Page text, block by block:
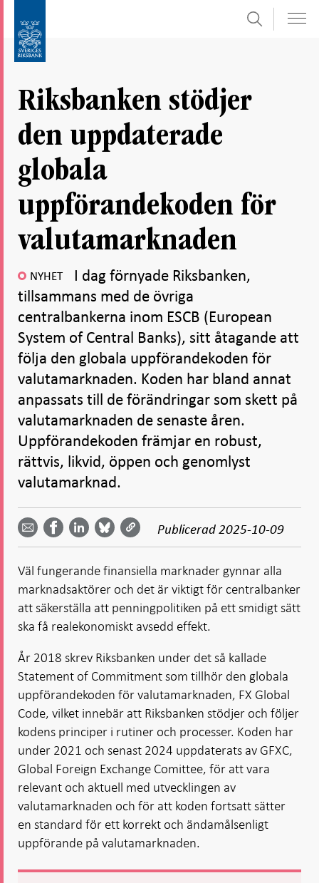
direkt
undersidor
Sök
Riksbanken stödjer
den uppdaterade
globala
uppförandekoden för
valutamarknaden
NYHET
I dag förnyade Riksbanken,
tillsammans med de övriga
centralbankerna inom ESCB (European
System of Central Banks), sitt åtagande att
följa den globala uppförandekoden för
valutamarknaden. Koden har bland annat
anpassats till de förändringar som skett på
valutamarknaden de senaste åren.
Uppförandekoden främjar en robust,
rättvis, likvid, öppen och genomlyst
valutamarknad.
Dela
email -
Öppnas
i ny flik
Dela på
Facebook
- Öppnas
Dela på
LinkedIn
-
Öppnas
på
Bluesky
-
i ny flik
på
Twitter
-
i ny flik
Publicerad 2025-10-09
Väl fungerande finansiella marknader gynnar alla
marknadsaktörer och det är viktigt för centralbanker
att säkerställa att penningpolitiken på ett smidigt sätt
ska få realekonomiskt avsedd effekt.
År 2018 skrev Riksbanken under det så kallade
Statement of Commitment som tillhör den globala
uppförandekoden för valutamarknaden, FX Global
Code, vilket innebär att Riksbanken stödjer och följer
kodens principer i rutiner och processer. Koden har
under 2021 och senast 2024 uppdaterats av GFXC,
Global Foreign Exchange Comittee, för att vara
relevant och aktuell med utvecklingen av
valutamarknaden och för att koden fortsatt sätter
en standard för ett korrekt och ändamålsenligt
uppförande på valutamarknaden.